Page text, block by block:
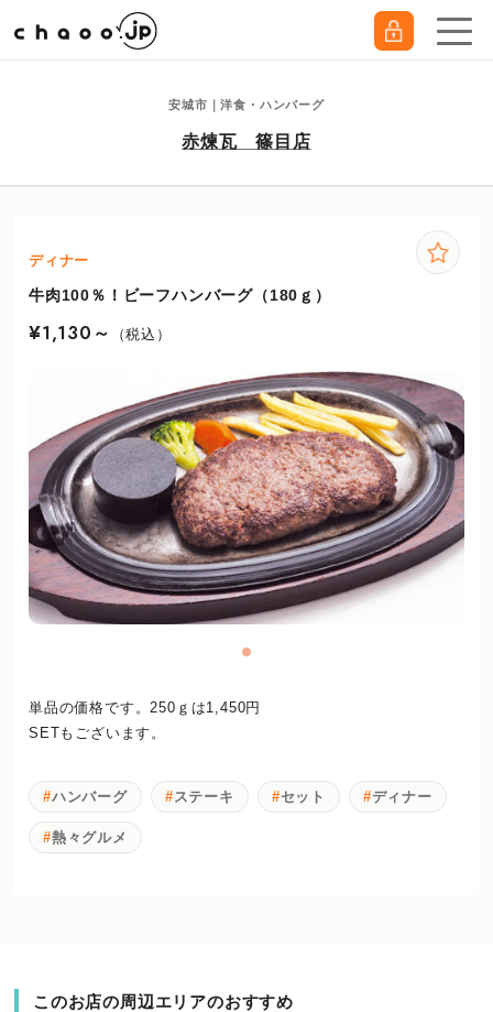
安城市｜洋食・ハンバーグ
赤煉瓦 篠目店
ディナー
牛肉100％！ビーフハンバーグ（180ｇ）
¥1,130～ （税込）
単品の価格です。250ｇは1,450円
SETもございます。
ハンバーグ ステーキ セット ディナー
熱々グルメ
このお店の周辺エリアのおすすめ